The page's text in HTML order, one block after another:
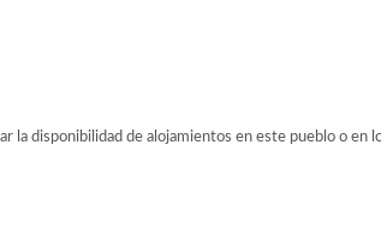
la disponibilidad de alojamientos en este pueblo o en